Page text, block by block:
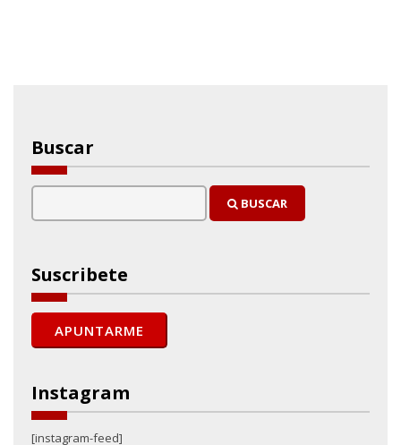
Buscar
BUSCAR
Suscribete
Instagram
[instagram-feed]